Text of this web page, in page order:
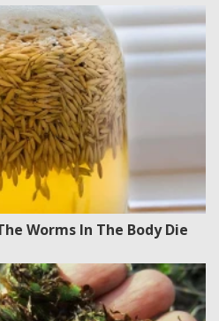
Worms In The Body Die